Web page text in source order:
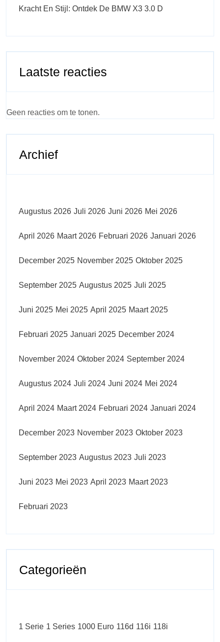
Kracht En Stijl: Ontdek De BMW X3 3.0 D
Laatste reacties
Geen reacties om te tonen.
Archief
Augustus 2026 Juli 2026 Juni 2026 Mei 2026
April 2026 Maart 2026 Februari 2026 Januari 2026
December 2025 November 2025 Oktober 2025
September 2025 Augustus 2025 Juli 2025
Juni 2025 Mei 2025 April 2025 Maart 2025
Februari 2025 Januari 2025 December 2024
November 2024 Oktober 2024 September 2024
Augustus 2024 Juli 2024 Juni 2024 Mei 2024
April 2024 Maart 2024 Februari 2024 Januari 2024
December 2023 November 2023 Oktober 2023
September 2023 Augustus 2023 Juli 2023
Juni 2023 Mei 2023 April 2023 Maart 2023
Februari 2023
Categorieën
1 Serie 1 Series 1000 Euro 116d 116i 118i